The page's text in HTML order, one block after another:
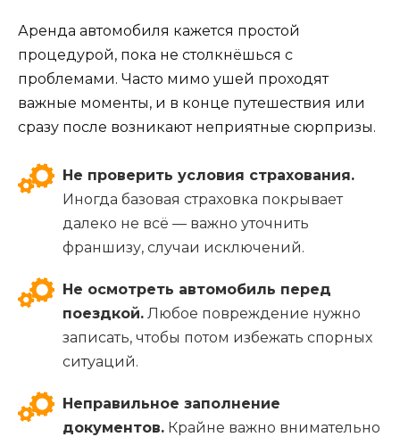
Аренда автомобиля кажется простой
процедурой, пока не столкнёшься с
проблемами. Часто мимо ушей проходят
важные моменты, и в конце путешествия или
сразу после возникают неприятные сюрпризы.
Не проверить условия страхования.
Иногда базовая страховка покрывает
далеко не всё — важно уточнить
франшизу, случаи исключений.
Не осмотреть автомобиль перед
поездкой. Любое повреждение нужно
записать, чтобы потом избежать спорных
ситуаций.
Неправильное заполнение
документов. Крайне важно внимательно